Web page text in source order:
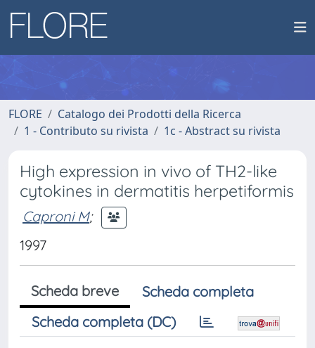
FLORE
Catalogo dei Prodotti della Ricerca
1 - Contributo su rivista
1c - Abstract su rivista
High expression in vivo of TH2-like
cytokines in dermatitis herpetiformis
Caproni M;
1997
Scheda breve
Scheda completa
Scheda completa (DC)